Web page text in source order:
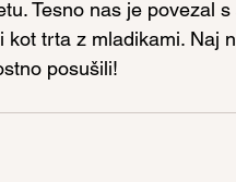
Tesno nas je povezal
kot trta z mladikami. Naj
posušili!